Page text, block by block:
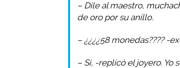
– Dile al maestro,
de oro por su anillo.
– ¿¿¿¿58 monedas???? -
– Sí, -replicó el joyero.